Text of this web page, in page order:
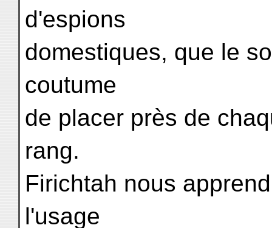
d'espions
domestiques, que le
coutume
de placer près de
rang.
Firichtah nous
l'usage